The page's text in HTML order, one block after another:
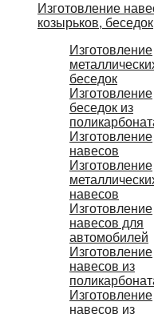
Изготовление
козырьков, беседок
Изготовление
беседок
Изготовление
беседок из
Изготовление
навесов
Изготовление
навесов
Изготовление
навесов для
автомобилей
Изготовление
навесов из
Изготовление
навесов из